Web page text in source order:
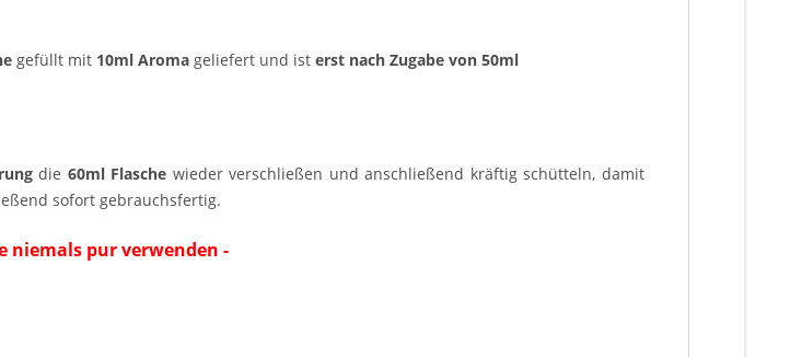
gefüllt mit 10ml Aroma geliefert und ist erst nach Zugabe von 50ml
die 60ml Flasche wieder verschließen und anschließend kräftig schütteln, damit
sofort gebrauchsfertig.
niemals pur verwenden -